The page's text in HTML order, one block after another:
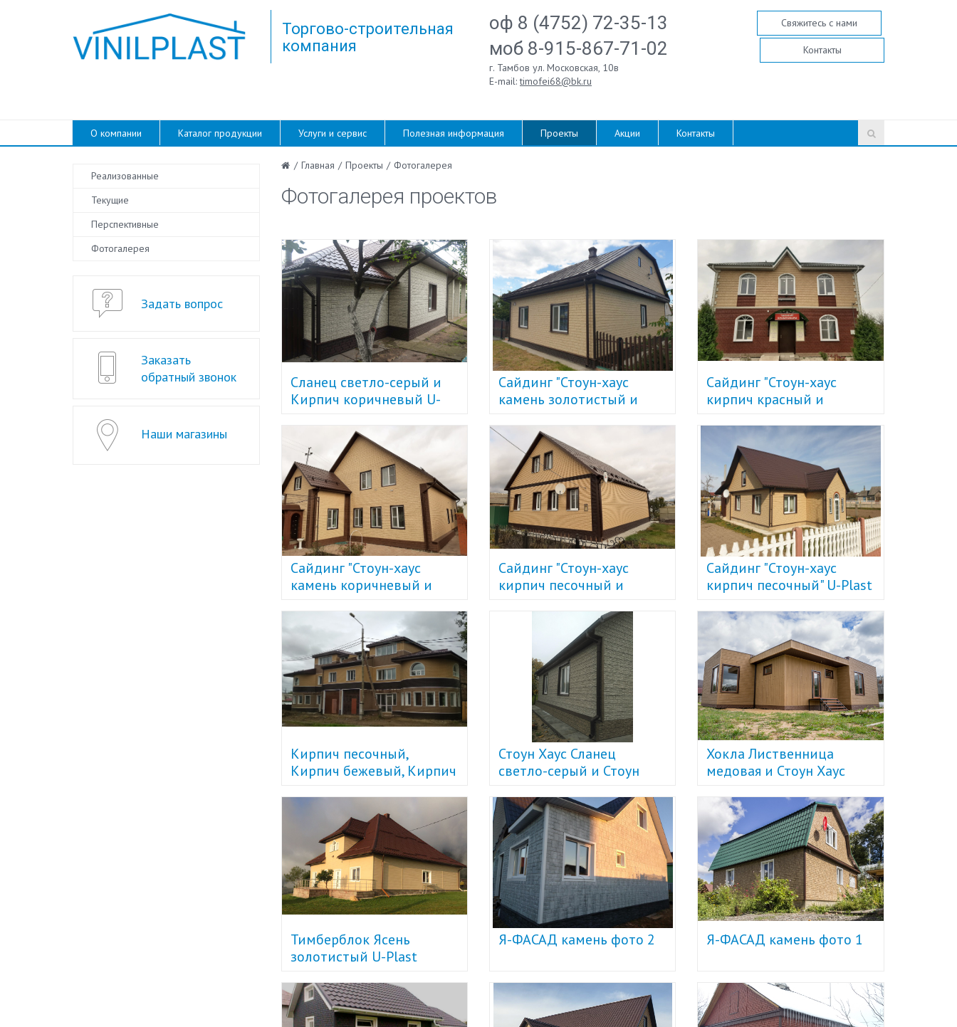
Торгово-строительная
компания
оф 8 (4752) 72-35-13
моб 8-915-867-71-02
г. Тамбов ул. Московская, 10в
E-mail:timofei68@bk.ru
Свяжитесь с нами
Контакты
О компании Каталог продукции Услуги и сервис Полезная информация Проекты Акции Контакты
/ Главная / Проекты / Фотогалерея
Фотогалерея проектов
Cланец светло-серый и
Кирпич коричневый U-
Сайдинг "Стоун-хаус
камень золотистый и
коричневый" U-Plast
Сайдинг "Стоун-хаус
кирпич красный и
Сайдинг "Стоун-хаус
камень коричневый и
Сайдинг "Стоун-хаус
кирпич песочный и
Сайдинг "Стоун-хаус
кирпич песочный" U-Plast
Кирпич песочный,
Кирпич бежевый, Кирпич
Стоун Хаус Сланец
светло-серый и Стоун
Plast
Хокла Лиственница
медовая и Стоун Хаус
Тимберблок Ясень
золотистый U-Plast
Я-ФАСАД камень фото 2 Я-ФАСАД камень фото 1
Реализованные
Текущие
Перспективные
Фотогалерея
Задать вопрос
Заказать
обратный звонок
Наши магазины